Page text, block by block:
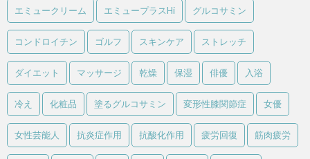
エミュークリーム エミュープラスHi グルコサミン
コンドロイチン ゴルフ スキンケア ストレッチ
ダイエット マッサージ 乾燥 保湿 俳優 入浴
冷え 化粧品 塗るグルコサミン 変形性膝関節症 女優
女性芸能人 抗炎症作用 抗酸化作用 疲労回復 筋肉疲労